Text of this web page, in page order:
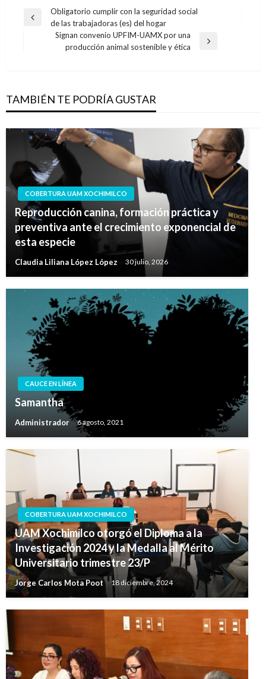
Navegación
entradas
Entrada
Obligatorio cumplir con la seguridad social
de las trabajadoras (es) del hogar
Signan convenio UPFIM-UAMX por una
producción animal sostenible y ética
TAMBIÉN TE PODRÍA GUSTAR
COBERTURA UAM XOCHIMILCO
Reproducción canina, formación práctica y
preventiva ante el crecimiento exponencial de
esta especie
Claudia Liliana López López 30 julio, 2026
CAUCE EN LÍNEA
Samantha
Administrador 6 agosto, 2021
COBERTURA UAM XOCHIMILCO
UAM Xochimilco otorgó el Diploma a la
Investigación 2024 y la Medalla al Mérito
Universitario trimestre 23/P
Jorge Carlos Mota Poot 18 diciembre, 2024